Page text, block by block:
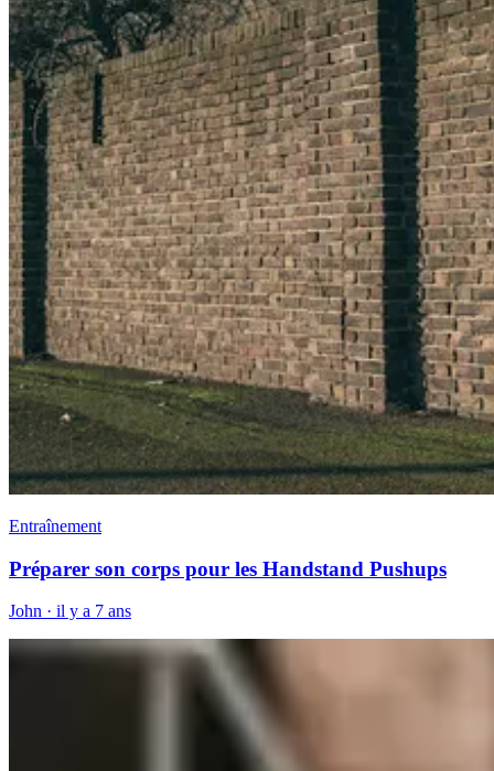
Entraînement
Préparer son corps pour les Handstand Pushups
John · il y a 7 ans